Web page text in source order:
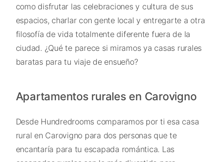
como disfrutar las celebraciones y cultura de sus
espacios, charlar con gente local y entregarte a otra
filosofía de vida totalmente diferente fuera de la
ciudad. ¿Qué te parece si miramos ya casas rurales
baratas para tu viaje de ensueño?
Apartamentos rurales en Carovigno
Desde Hundredrooms comparamos por ti esa casa
rural en Carovigno para dos personas que te
encantaría para tu escapada romántica. Las